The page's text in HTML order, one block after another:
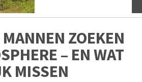
ZOEKEN
– EN WAT
MISSEN